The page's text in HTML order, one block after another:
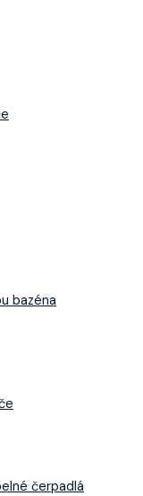
bazéna
čerpadlá